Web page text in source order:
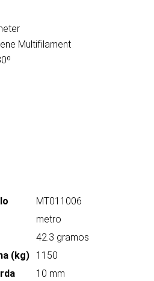
Multifilament
MT011006
metro
42.3 gramos
(kg)
1150
10 mm